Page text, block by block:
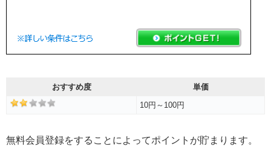
おすすめ度
単価
10円～100円
無料会員登録をすることによってポイントが貯まります。